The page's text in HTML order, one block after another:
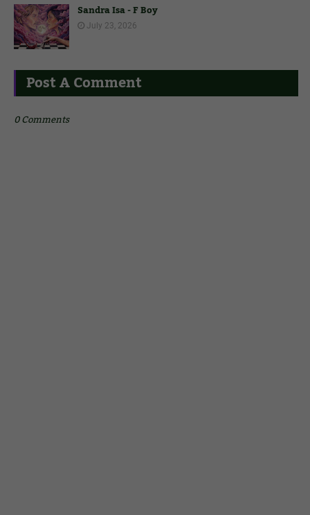
Sandra Isa - F Boy
July 23, 2026
Post A Comment
0 Comments